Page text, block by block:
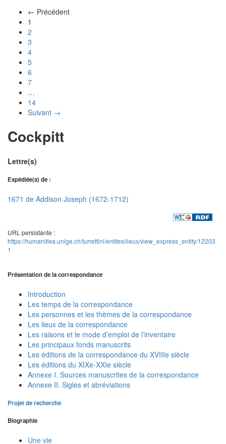
← Précédent
1
2
3
4
5
6
7
…
14
Suivant →
Cockpitt
Lettre(s)
Expédiée(s) de :
1671 de Addison Joseph (1672-1712)
URL persistante :
https://humanities.unige.ch/turrettini/entites/lieux/view_express_entity/12203
1
Présentation de la correspondance
Introduction
Les temps de la correspondance
Les personnes et les thèmes de la correspondance
Les lieux de la correspondance
Les raisons et le mode d’emploi de l’inventaire
Les principaux fonds manuscrits
Les éditions de la correspondance du XVIIIe siècle
Les éditions du XIXe-XXIe siècle
Annexe I. Sources manuscrites de la correspondance
Annexe II. Sigles et abréviations
Projet de recherche
Biographie
Une vie